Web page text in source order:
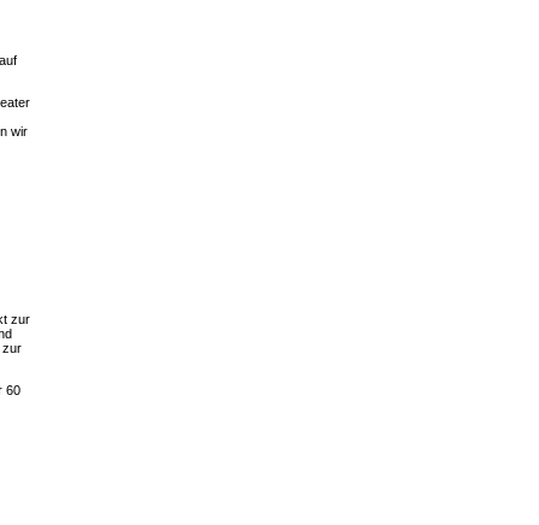
wir
zur
zur
60